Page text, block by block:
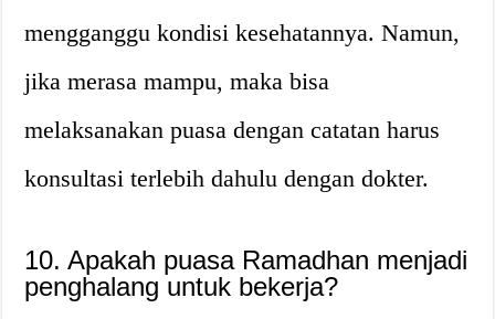
mengganggu kondisi kesehatannya. Namun,
jika merasa mampu, maka bisa
melaksanakan puasa dengan catatan harus
konsultasi terlebih dahulu dengan dokter.
10. Apakah puasa Ramadhan menjadi
penghalang untuk bekerja?